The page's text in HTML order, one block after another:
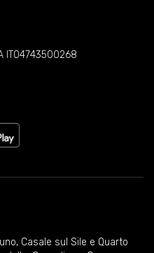
IT04743500268
, Casale sul Sile e Quarto